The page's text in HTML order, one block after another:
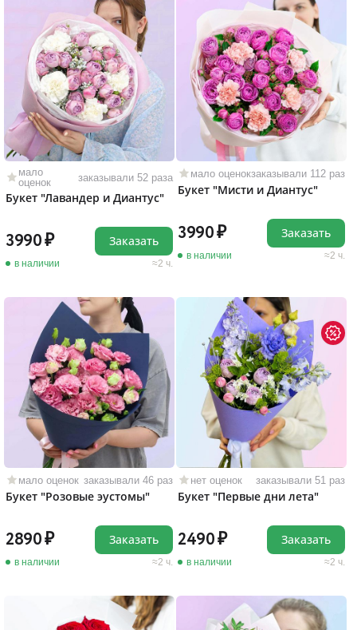
мало
оценок
заказывали 52 раза
Букет "Лавандер и Диантус"
3990
в наличии 2 ч.
Заказать
мало оценокзаказывали 112 раз
Букет "Мисти и Диантус"
3990
в наличии 2 ч.
Заказать
мало оценок заказывали 46 раз
Букет "Розовые эустомы"
2890
в наличии 2 ч.
Заказать
нет оценок заказывали 51 раз
Букет "Первые дни лета"
2490
в наличии 2 ч.
Заказать